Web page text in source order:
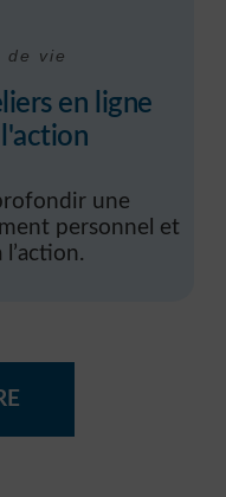
de vie
en ligne
une
personnel et
l’action.